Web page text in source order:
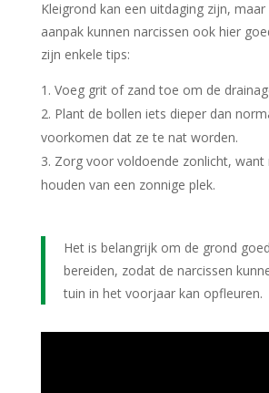
Kleigrond kan een uitdaging zijn,
aanpak kunnen narcissen ook hier
zijn enkele tips:
Voeg grit of zand toe om de
Plant de bollen iets dieper dan
voorkomen dat ze te nat worden.
Zorg voor voldoende zonlicht, want
houden van een zonnige plek.
Het is belangrijk om de grond
bereiden, zodat de narcissen
tuin in het voorjaar kan opfleuren.